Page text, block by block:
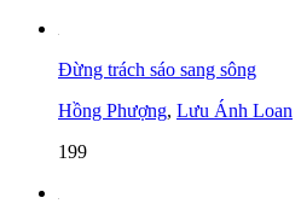
Đừng trách sáo sang sông
Hồng Phượng, Lưu Ánh Loan
199